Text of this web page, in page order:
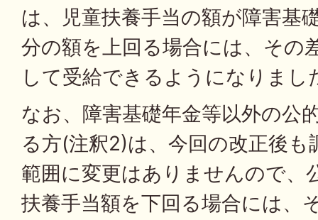
は、児童扶養手当の額が障害基
分の額を上回る場合には、その
して受給できるようになりまし
なお、障害基礎年金等以外の公
る方(注釈2)は、今回の改正後
範囲に変更はありませんので、
扶養手当額を下回る場合には、